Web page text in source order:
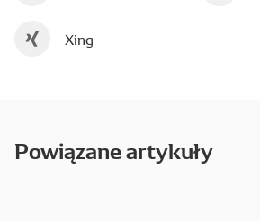
Xing
Powiązane artykuły